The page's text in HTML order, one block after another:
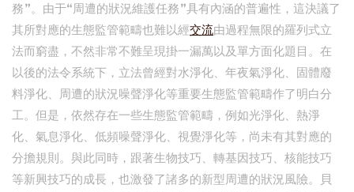
務”。由于“周遭的狀況維護任務”具有內涵的普遍性，這決議了
其所對應的生態監管範疇也難以經交流由過程無限的羅列式立
法而窮盡，不然非常不難呈現掛一漏萬以及單方面化題目。在
以後的法令系統下，立法曾經對水淨化、年夜氣淨化、固體廢
料淨化、周遭的狀況噪聲淨化等重要生態監管範疇作了明白分
工。但是，依然存在一些生態監管範疇，例如光淨化、熱淨
化、氣息淨化、低頻噪聲淨化、視覺淨化等，尚未有其對應的
分擔規則。與此同時，跟著生物技巧、轉基因技巧、核能技巧
等新興技巧的成長，也激發了諸多的新型周遭的狀況風險。貝